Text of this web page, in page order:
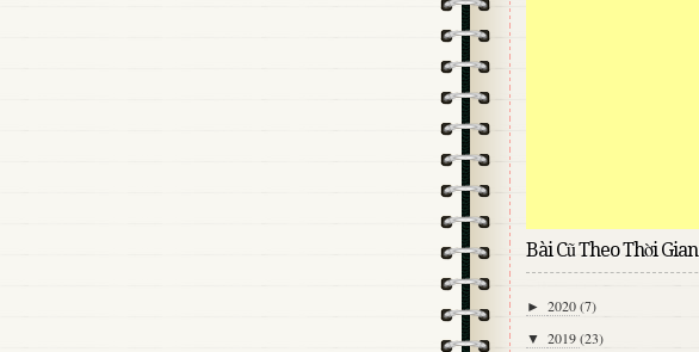
Bài Cũ Theo Thời Gian
► 2020(7)
▼ 2019(23)